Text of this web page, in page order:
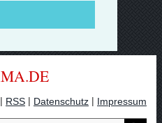
| RSS | Datenschutz | Impressum